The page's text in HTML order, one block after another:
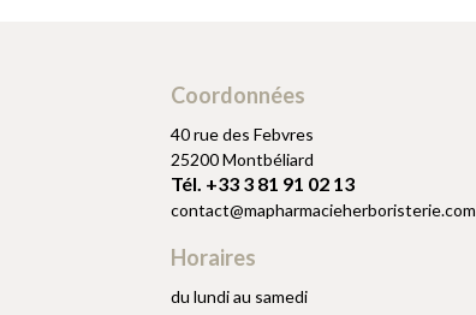
Coordonnées
40 rue des Febvres
25200 Montbéliard
Tél. +33 3 81 91 02 13
contact@mapharmacieherboristerie.com
Horaires
du lundi au samedi